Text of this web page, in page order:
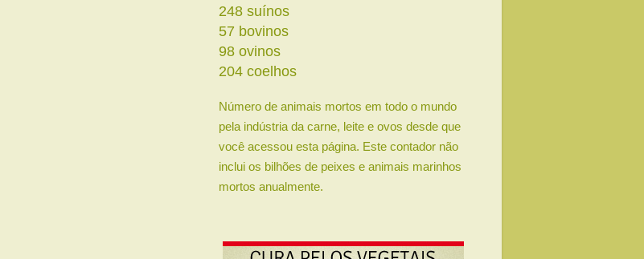
303 suínos
69 bovinos
120 ovinos
250 coelhos
Número de animais mortos em todo o mundo
pela indústria da carne, leite e ovos desde que
você acessou esta página. Este contador não
inclui os bilhões de peixes e animais marinhos
mortos anualmente.